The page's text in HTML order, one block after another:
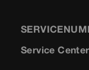
Service